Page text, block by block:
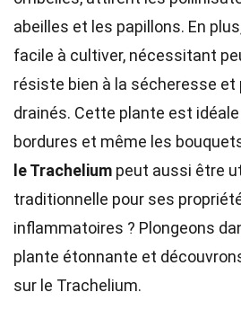
abeilles et les papillons. En
facile à cultiver, nécessitant
résiste bien à la sécheresse et
drainés. Cette plante est
bordures et même les
le Trachelium peut aussi être
traditionnelle pour ses
inflammatoires ? Plongeons
plante étonnante et
sur le Trachelium.